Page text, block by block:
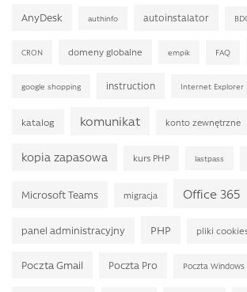
AnyDesk authinfo autoinstalator
CRON domeny globalne empik FAQ
google shopping instruction Internet Explorer
katalog komunikat konto zewnętrzne
kopia zapasowa kurs PHP lastpass
Microsoft Teams migracja Office 365
panel administracyjny PHP pliki
Poczta Gmail Poczta Pro Poczta Windows